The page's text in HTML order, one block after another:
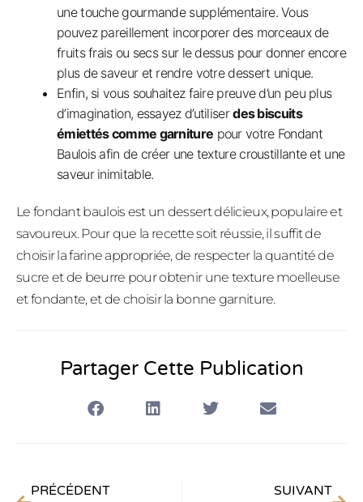
une touche gourmande supplémentaire. Vous
pouvez pareillement incorporer des morceaux de
fruits frais ou secs sur le dessus pour donner encore
plus de saveur et rendre votre dessert unique.
Enfin, si vous souhaitez faire preuve d’un peu plus
d’imagination, essayez d’utiliserdes biscuits
émiettés comme garniture pour votre Fondant
Baulois afin de créer une texture croustillante et une
saveur inimitable.
Le fondant baulois est un dessert délicieux, populaire et
savoureux. Pour que la recette soit réussie, il suffit de
choisir la farine appropriée, de respecter la quantité de
sucre et de beurre pour obtenir une texture moelleuse
et fondante, et de choisir la bonne garniture.
Partager Cette Publication
PRÉCÉDENT SUIVANT